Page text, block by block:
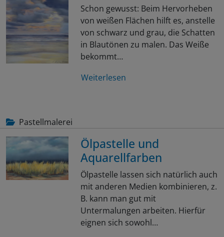
Schon gewusst: Beim Hervorheben
von weißen Flächen hilft es, anstelle
von schwarz und grau, die Schatten
in Blautönen zu malen. Das Weiße
bekommt…
Weiterlesen
Pastellmalerei
Ölpastelle und
Aquarellfarben
Ölpastelle lassen sich natürlich auch
mit anderen Medien kombinieren, z.
B. kann man gut mit
Untermalungen arbeiten. Hierfür
eignen sich sowohl…